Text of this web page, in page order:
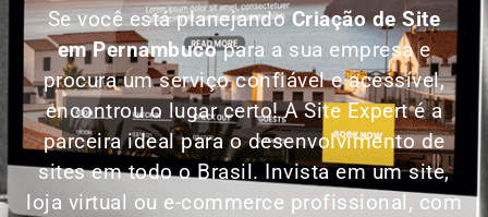
Se você está planejandoCriação de Site
emPernambucopara a sua empresa e
procura um serviço confiável e acessível,
encontrou o lugar certo! A Site Expert é a
parceira ideal para o desenvolvimento de
sites em todo o Brasil. Invista em um site,
loja virtual ou e-commerce profissional, com